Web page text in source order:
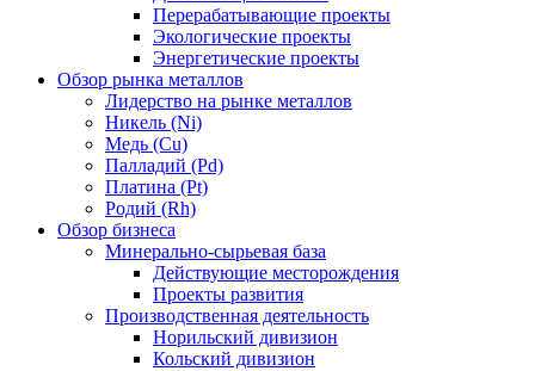
Перерабатывающие проекты
Экологические проекты
Энергетические проекты
Обзор рынка металлов
Лидерство на рынке металлов
Никель (Ni)
Медь (Cu)
Палладий (Pd)
Платина (Pt)
Родий (Rh)
Обзор бизнеса
Минерально-сырьевая база
Действующие месторождения
Проекты развития
Производственная деятельность
Норильский дивизион
Кольский дивизион